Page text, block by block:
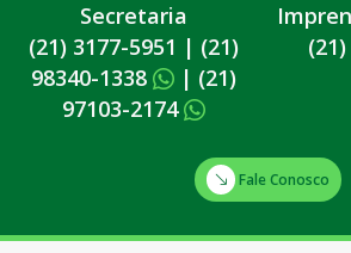
Secretaria
(21) 3177-5951 | (21)
98340-1338
| (21)
97103-2174
Fale Conosco